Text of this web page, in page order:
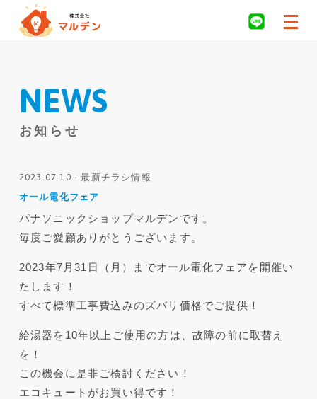
2023.07.10 - 最新チラシ情報
オール電化フェア
パナソニックショップマルデンです。
毎度ご愛顧ありがとうございます。
2023年7月31日（月）までオール電化フェアを開催い
たします！
すべて標準工事費込みのズバリ価格でご提供！
給湯器を10年以上ご使用の方は、故障の前に取替え
を！
この機会に是非ご検討ください！
エコキュートがお買い得です！
NEWS
お知らせ